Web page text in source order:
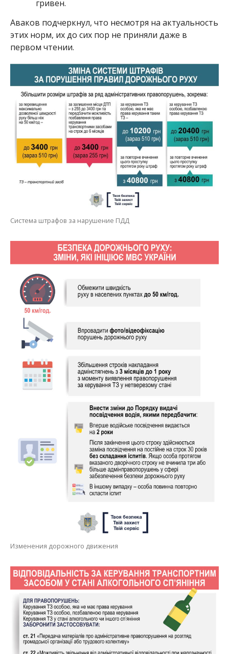
гривен.
Аваков подчеркнул, что несмотря на актуальность
этих норм, их до сих пор не приняли даже в
первом чтении.
Система штрафов за нарушение ПДД
Изменения дорожного движения